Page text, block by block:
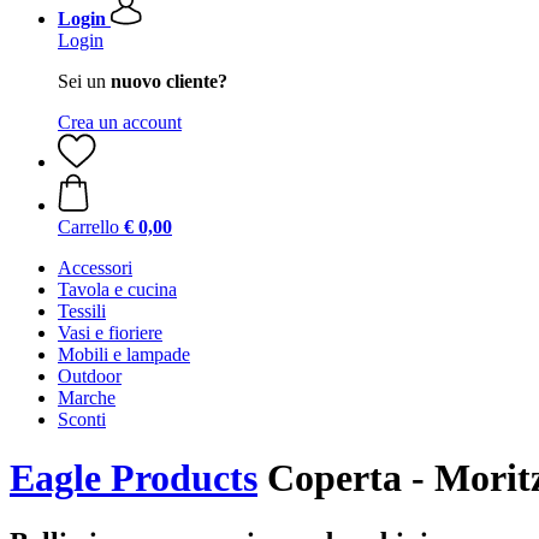
Login
Login
Sei un nuovo cliente?
Crea un account
Carrello € 0,00
Accessori
Tavola e cucina
Tessili
Vasi e fioriere
Mobili e lampade
Outdoor
Marche
Sconti
Eagle Products Coperta -